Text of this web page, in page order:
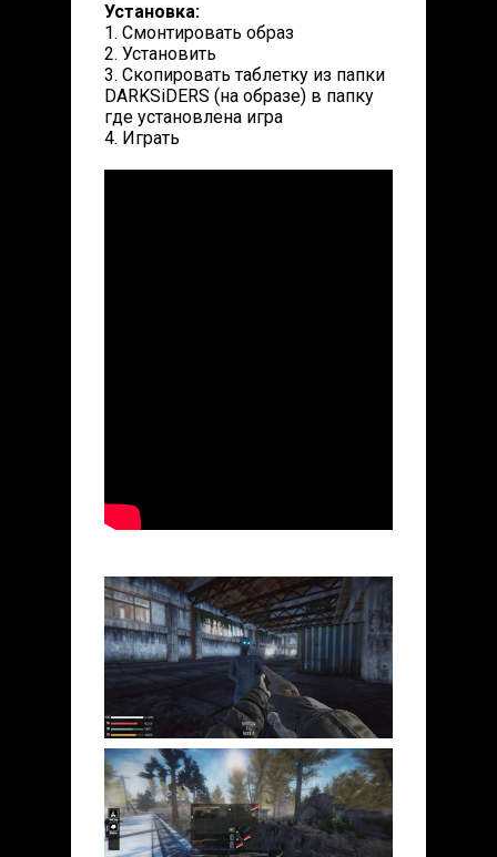
Установка:
1. Смонтировать образ
2. Установить
3. Скопировать таблетку из папки
DARKSiDERS (на образе) в папку
где установлена игра
4. Играть